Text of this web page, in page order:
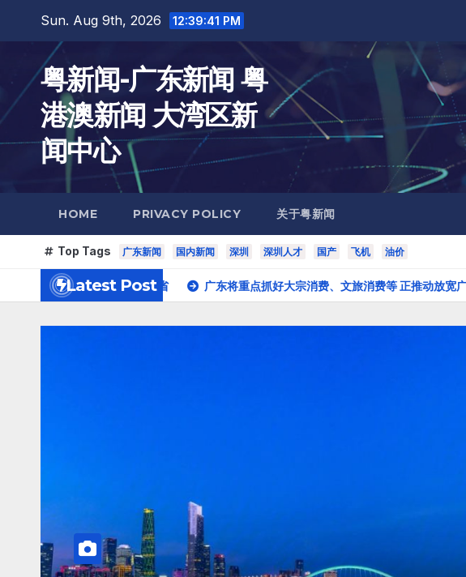
content
Sun. Aug 9th, 2026 12:39:42 PM
粤新闻-广东新闻 粤
港澳新闻 大湾区新
闻中心
HOME PRIVACY POLICY 关于粤新闻
Top Tags 广东新闻 国内新闻 深圳 深圳人才 国产 飞机 油价
Latest Post
增速快于全省 广东将重点抓好大宗消费、文旅消费等 正推动放宽广州深圳“限牌”